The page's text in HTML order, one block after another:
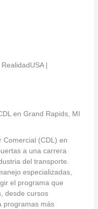
|
en Grand Rapids, MI
Comercial (CDL) en
a una carrera
del transporte.
especializadas,
el programa que
desde cursos
programas más